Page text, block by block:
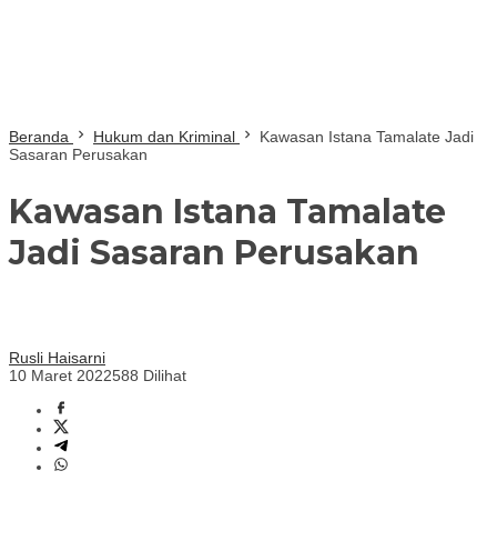
Beranda Hukum dan Kriminal
Kawasan Istana Tamalate Jadi
Sasaran Perusakan
Kawasan Istana Tamalate
Jadi Sasaran Perusakan
Rusli Haisarni
10 Maret 2022588 Dilihat